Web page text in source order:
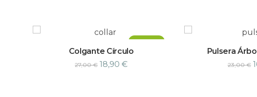
¡Oferta!
Colgante Círculo
27,00€ 18,90€
Pulsera
23,00€